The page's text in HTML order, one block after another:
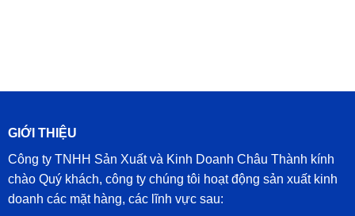
GIỚI THIỆU
Công ty TNHH Sản Xuất và Kinh Doanh Châu Thành kính
chào Quý khách, công ty chúng tôi hoạt động sản xuất kinh
doanh các mặt hàng, các lĩnh vực sau: